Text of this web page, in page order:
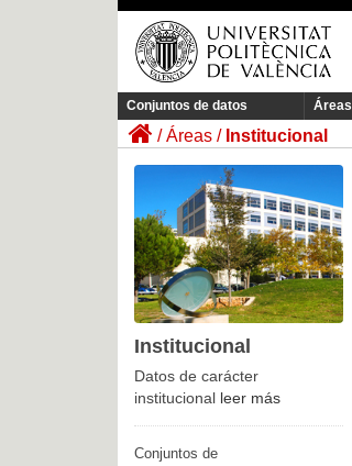
Conjuntos de datos Áreas
Áreas Institucional
Institucional
Datos de carácter
institucional leer más
Conjuntos de